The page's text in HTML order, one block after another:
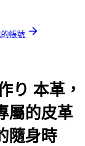
帳號
り 本革，
屬的皮革
隨身時